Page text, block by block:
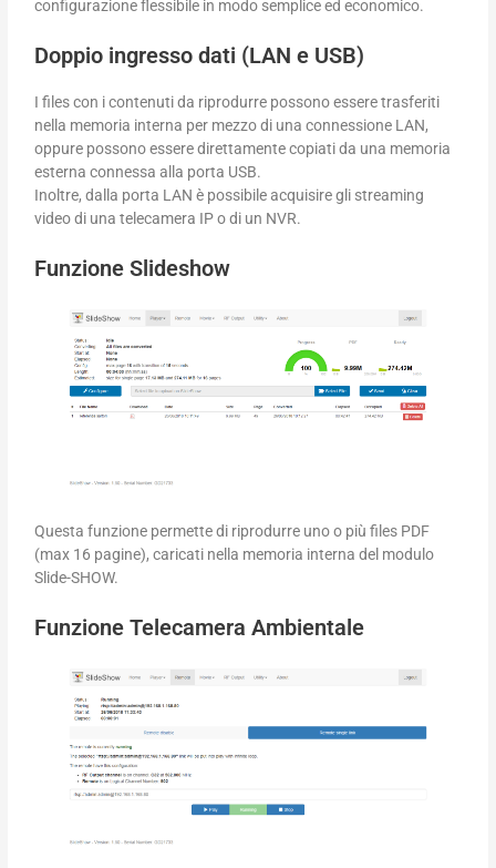
configurazione flessibile in modo semplice ed economico.
Doppio ingresso dati (LAN e USB)
I files con i contenuti da riprodurre possono essere trasferiti
nella memoria interna per mezzo di una connessione LAN,
oppure possono essere direttamente copiati da una memoria
esterna connessa alla porta USB.
Inoltre, dalla porta LAN è possibile acquisire gli streaming
video di una telecamera IP o di un NVR.
Funzione Slideshow
Questa funzione permette di riprodurre uno o più files PDF
(max 16 pagine), caricati nella memoria interna del modulo
Slide-SHOW.
Funzione Telecamera Ambientale